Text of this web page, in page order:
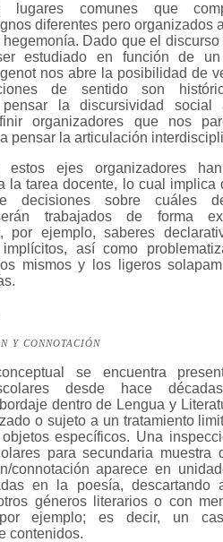
lugares comunes que
diferentes pero organizados
Dado que el
estudiado en función de un
nos abre la posibilidad de
de sentido son
la discursividad social
organizadores que nos
pensar la articulación
estos ejes organizadores
la tarea docente, lo cual implica
decisiones sobre cuáles
tra­bajados de forma
por ejemplo, saberes
así como
mismos y los ligeros
y connotación
se encuentra
desde hace
dentro de Lengua y
o sujeto a un tratamiento
específicos. Una
para secundaria muestra
connotación aparece en
en la poesía, descartando
géneros literarios o con
por ejemplo; es decir, un
conteni­dos.